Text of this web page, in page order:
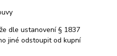
dle ustanovení § 1837
jiné odstoupit od kupní